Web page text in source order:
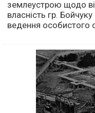
землеустрою щодо
власність гр.
ведення особистого